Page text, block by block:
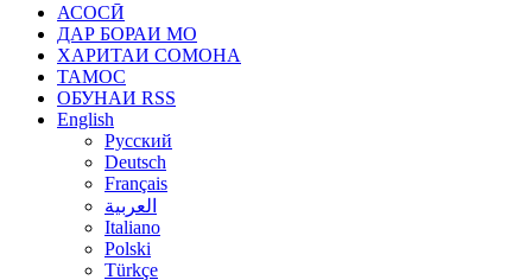
АСОСӢ
ДАР БОРАИ МО
ХАРИТАИ СОМОНА
ТАМОС
ОБУНАИ RSS
English
Русский
Deutsch
Français
العربية
Italiano
Polski
Türkçe